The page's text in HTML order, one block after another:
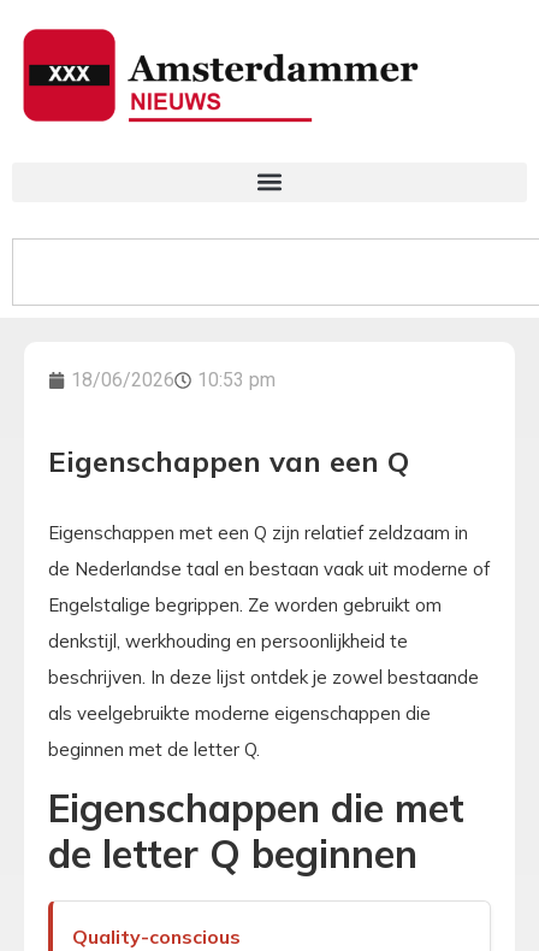
18/06/2026 10:53 pm
Eigenschappen van een Q
Eigenschappen met een Q zijn relatief zeldzaam in
de Nederlandse taal en bestaan vaak uit moderne of
Engelstalige begrippen. Ze worden gebruikt om
denkstijl, werkhouding en persoonlijkheid te
beschrijven. In deze lijst ontdek je zowel bestaande
als veelgebruikte moderne eigenschappen die
beginnen met de letter Q.
Eigenschappen die met
de letter Q beginnen
Quality-conscious